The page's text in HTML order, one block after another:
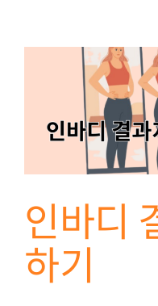
인바디
하기